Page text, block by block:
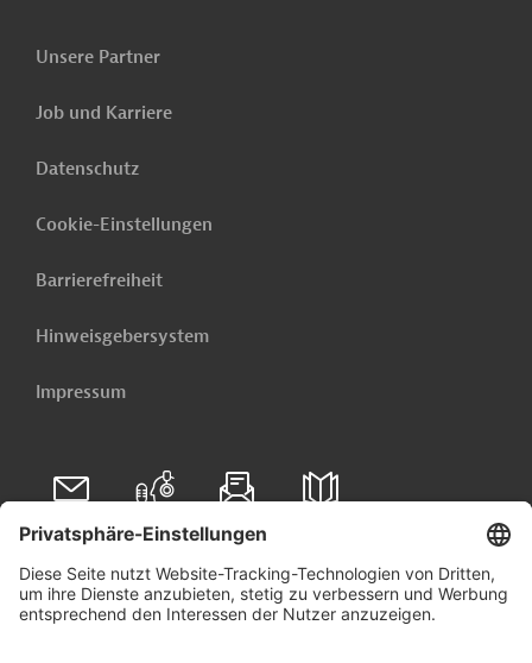
Unsere Partner
Job und Karriere
Datenschutz
Cookie-Einstellungen
Barrierefreiheit
Hinweisgebersystem
Impressum
Folgen Sie uns auf